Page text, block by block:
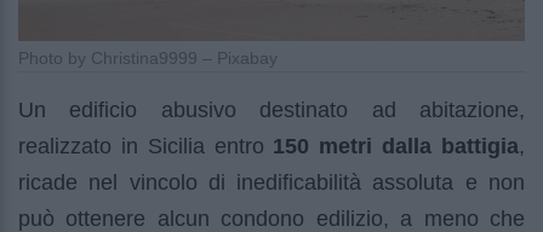
Photo by Christina9999 – Pixabay
Un edificio abusivo destinato ad abitazione,
realizzato in Sicilia entro 150 metri dalla battigia,
ricade nel vincolo di inedificabilità assoluta e non
può ottenere alcun condono edilizio, a meno che